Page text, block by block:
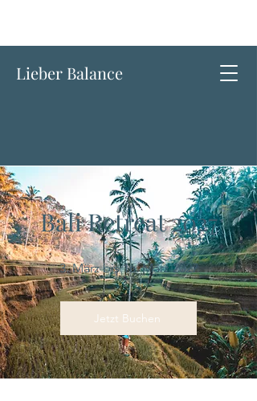
Lieber Balance
Bali Retreat 2027
3. März bis 16. März 2027
Jetzt Buchen